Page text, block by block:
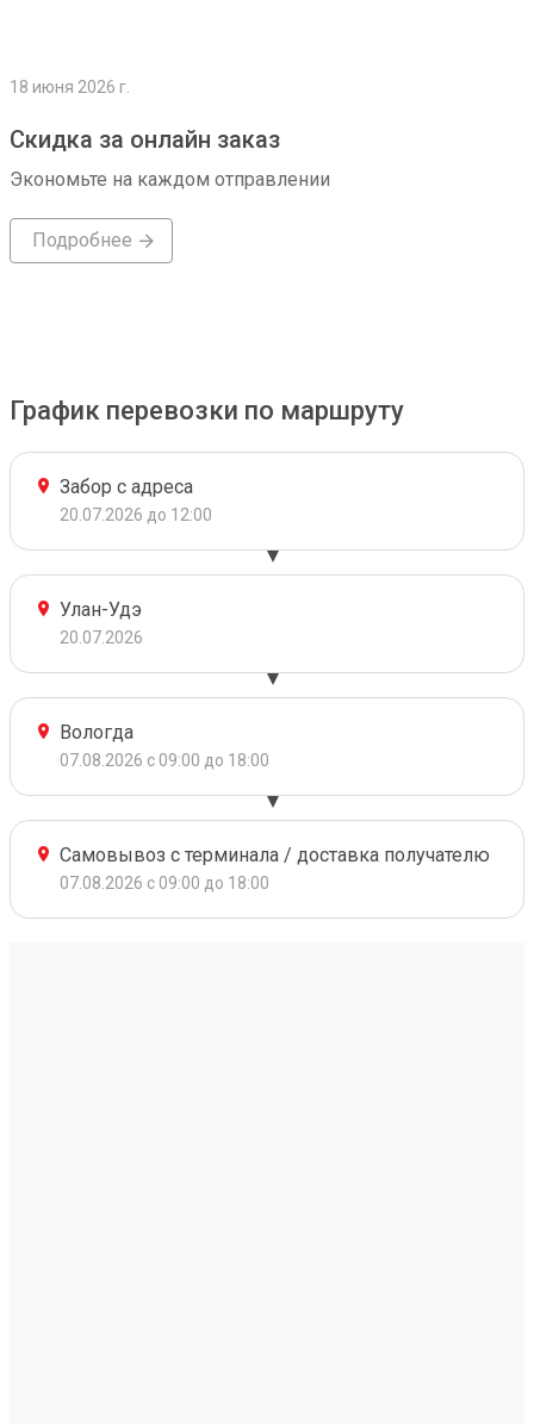
18 июня 2026 г.
Скидка за онлайн заказ
Экономьте на каждом отправлении
Подробнее
График перевозки по маршруту
Забор с адреса
20.07.2026 до 12:00
Улан-Удэ
20.07.2026
Вологда
07.08.2026 с 09:00 до 18:00
Самовывоз с терминала / доставка получателю
07.08.2026 с 09:00 до 18:00